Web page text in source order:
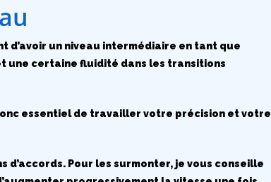
d’avoir un niveau intermédiaire en tant que
une certaine fluidité dans les transitions
essentiel de travailler votre précision et votre
Pour les surmonter, je vous conseille